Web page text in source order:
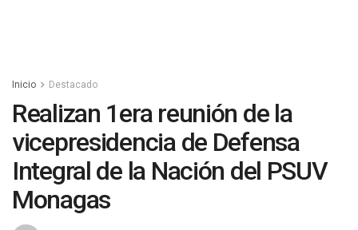
Inicio Destacado
Realizan 1era reunión de la
vicepresidencia de Defensa
Integral de la Nación del PSUV
Monagas